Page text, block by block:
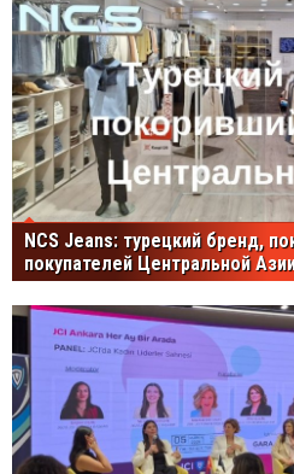
NCS Jeans: турецкий бренд,
покупателей Центральной